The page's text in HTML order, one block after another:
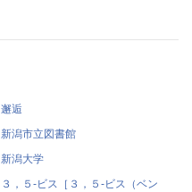
邂逅
新潟市立図書館
新潟大学
３，５‐ビス［３，５‐ビス（ベン